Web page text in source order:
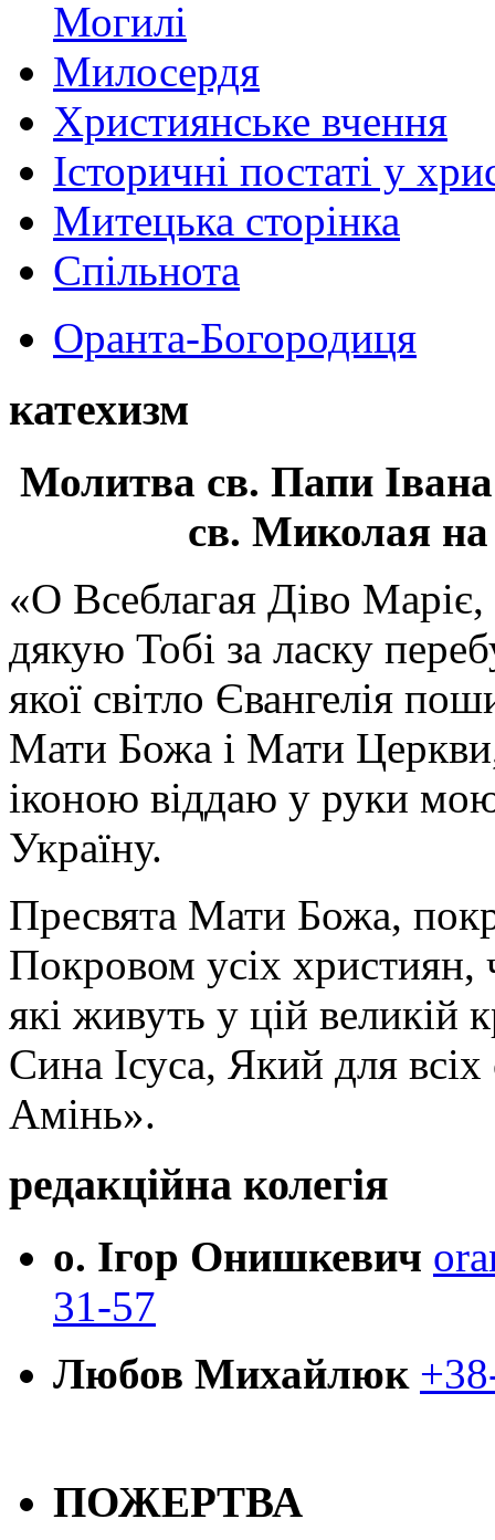
Могилі
Милосердя
Християнське вчення
Історичні постаті у
Митецька сторінка
Спільнота
Оранта-Богородиця
катехизм
Молитва св. Папи
св. Миколая на
«О Всеблагая Діво
дякую Тобі за ласку
якої світло Євангелія
Мати Божа і Мати
іконою віддаю у руки
Україну.
Пресвята Мати Божа,
Покровом усіх християн,
які живуть у цій великій
Сина Ісуса, Який для
Амінь».
редакційна колегія
о. Ігор Онишкевич
31-57
Любов Михайлюк
ПОЖЕРТВА